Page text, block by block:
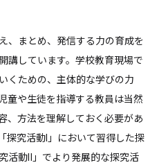
、まとめ、発信する力の育成を
講しています。学校教育現場で
くための、主体的な学びの力
童や生徒を指導する教員は当然
、方法を理解しておく必要があ
探究活動Ⅰ」において習得した探
活動Ⅱ」でより発展的な探究活